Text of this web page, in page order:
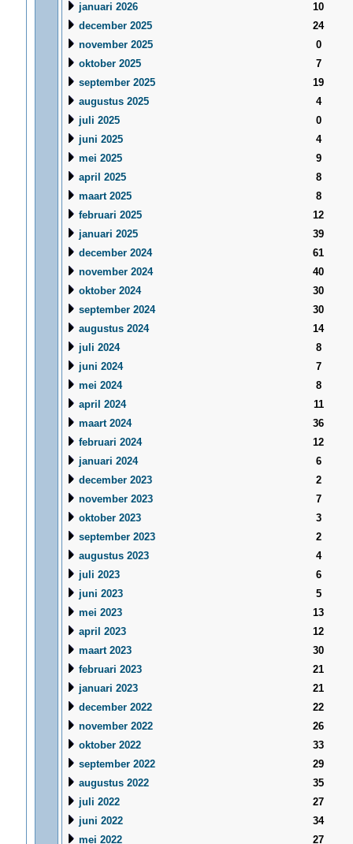
januari 2026
10
december 2025
24
november 2025
0
oktober 2025
7
september 2025
19
augustus 2025
4
juli 2025
0
juni 2025
4
mei 2025
9
april 2025
8
maart 2025
8
februari 2025
12
januari 2025
39
december 2024
61
november 2024
40
oktober 2024
30
september 2024
30
augustus 2024
14
juli 2024
8
juni 2024
7
mei 2024
8
april 2024
11
maart 2024
36
februari 2024
12
januari 2024
6
december 2023
2
november 2023
7
oktober 2023
3
september 2023
2
augustus 2023
4
juli 2023
6
juni 2023
5
mei 2023
13
april 2023
12
maart 2023
30
februari 2023
21
januari 2023
21
december 2022
22
november 2022
26
oktober 2022
33
september 2022
29
augustus 2022
35
juli 2022
27
juni 2022
34
mei 2022
27